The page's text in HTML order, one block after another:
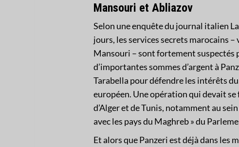
Mansouri et Abliazov
Selon une enquête du journal italien
jours, les services secrets marocains
Mansouri – sont fortement suspectés
d’importantes sommes d’argent à
Tarabella pour défendre les intérêts
européen. Une opération qui devait
d’Alger et de Tunis, notamment au
avec les pays du Maghreb » du
Et alors que Panzeri est déjà dans les